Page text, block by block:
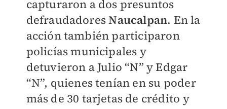
capturaron a dos presuntos
defraudadoresNaucalpan. En la
acción también participaron
policías municipales y
detuvieron a Julio “N” y Edgar
“N”, quienes tenían en su poder
más de 30 tarjetas de crédito y